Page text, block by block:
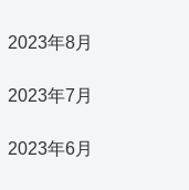
2023年8月
2023年7月
2023年6月